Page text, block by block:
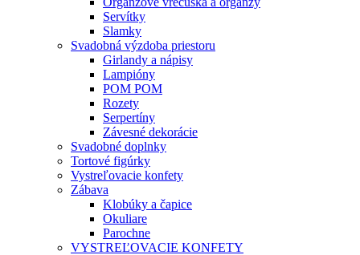
Servítky
Slamky
Svadobná výzdoba priestoru
Girlandy a nápisy
Lampióny
POM POM
Rozety
Serpertíny
Závesné dekorácie
Svadobné doplnky
Tortové figúrky
Vystreľovacie konfety
Zábava
Klobúky a čapice
Okuliare
Parochne
VYSTREĽOVACIE KONFETY